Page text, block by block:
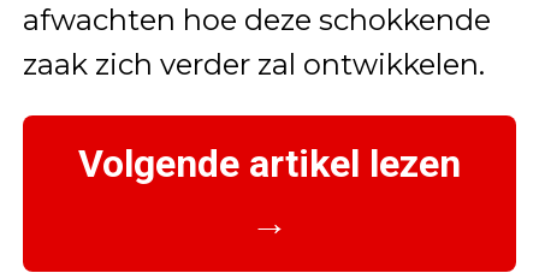
afwachten hoe deze schokkende
zaak zich verder zal ontwikkelen.
Volgende artikel lezen
→